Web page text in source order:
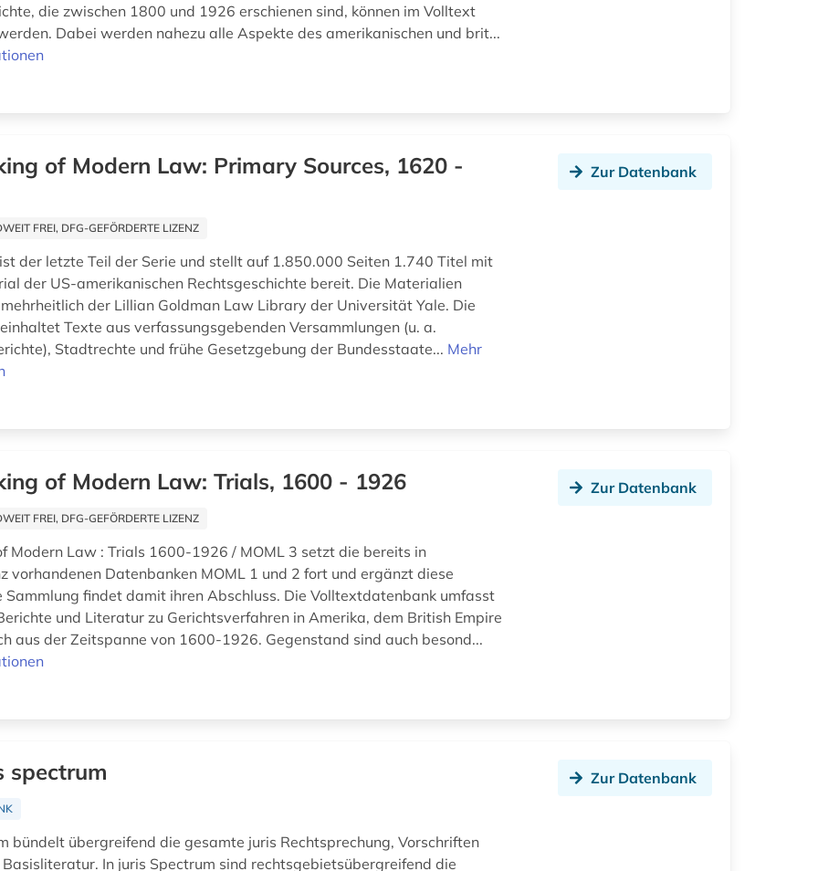
die zwischen 1800 und 1926 erschienen sind, können im Volltext
Dabei werden nahezu alle Aspekte des amerikanischen und brit...
of Modern Law: Primary Sources, 1620 -
FREI, DFG-GEFÖRDERTE LIZENZ
der letzte Teil der Serie und stellt auf 1.850.000 Seiten 1.740 Titel mit
der US-amerikanischen Rechtsgeschichte bereit. Die Materialien
der Lillian Goldman Law Library der Universität Yale. Die
Texte aus verfassungsgebenden Versammlungen (u. a.
Stadtrechte und frühe Gesetzgebung der Bundesstaate... Mehr
Zur Datenbank
of Modern Law: Trials, 1600 - 1926
FREI, DFG-GEFÖRDERTE LIZENZ
Modern Law : Trials 1600-1926 / MOML 3 setzt die bereits in
vorhandenen Datenbanken MOML 1 und 2 fort und ergänzt diese
Sammlung findet damit ihren Abschluss. Die Volltextdatenbank umfasst
und Literatur zu Gerichtsverfahren in Amerika, dem British Empire
aus der Zeitspanne von 1600-1926. Gegenstand sind auch besond...
Zur Datenbank
spectrum
bündelt übergreifend die gesamte juris Rechtsprechung, Vorschriften
In juris Spectrum sind rechtsgebietsübergreifend die
Zur Datenbank